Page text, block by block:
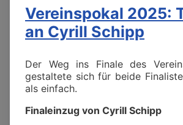
Vereinspokal 2025:
an Cyrill Schipp
Der Weg ins Finale des
gestaltete sich für beide
als einfach.
Finaleinzug von Cyrill Schipp